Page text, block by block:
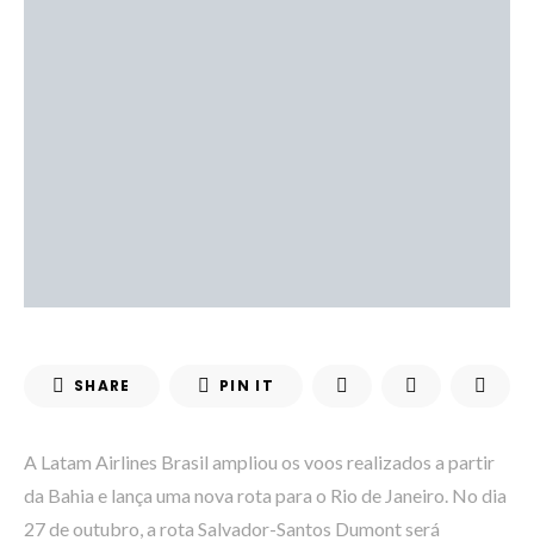
SHARE PIN IT
A Latam Airlines Brasil ampliou os voos realizados a partir
da Bahia e lança uma nova rota para o Rio de Janeiro. No dia
27 de outubro, a rota Salvador-Santos Dumont será